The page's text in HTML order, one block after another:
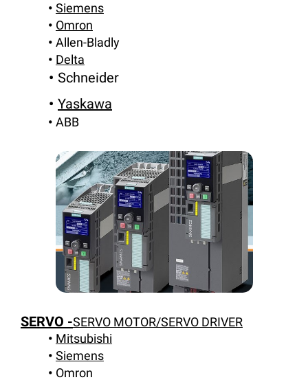
Siemens
Omron
Allen-Bladly
Delta
Schneider
Yaskawa
ABB
SERVO -SERVO MOTOR/SERVO DRIVER
Mitsubishi
Siemens
Omron